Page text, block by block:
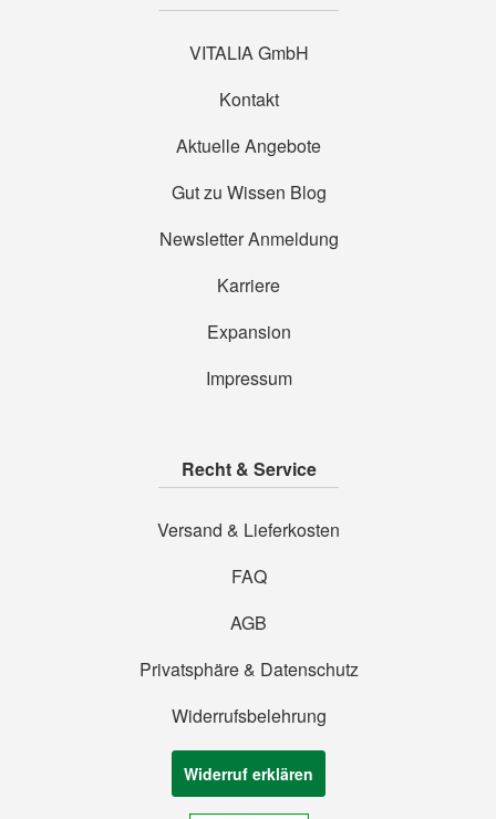
VITALIA GmbH
Kontakt
Aktuelle Angebote
Gut zu Wissen Blog
Newsletter Anmeldung
Karriere
Expansion
Impressum
Recht & Service
Versand & Lieferkosten
FAQ
AGB
Privatsphäre & Datenschutz
Widerrufsbelehrung
Widerruf erklären